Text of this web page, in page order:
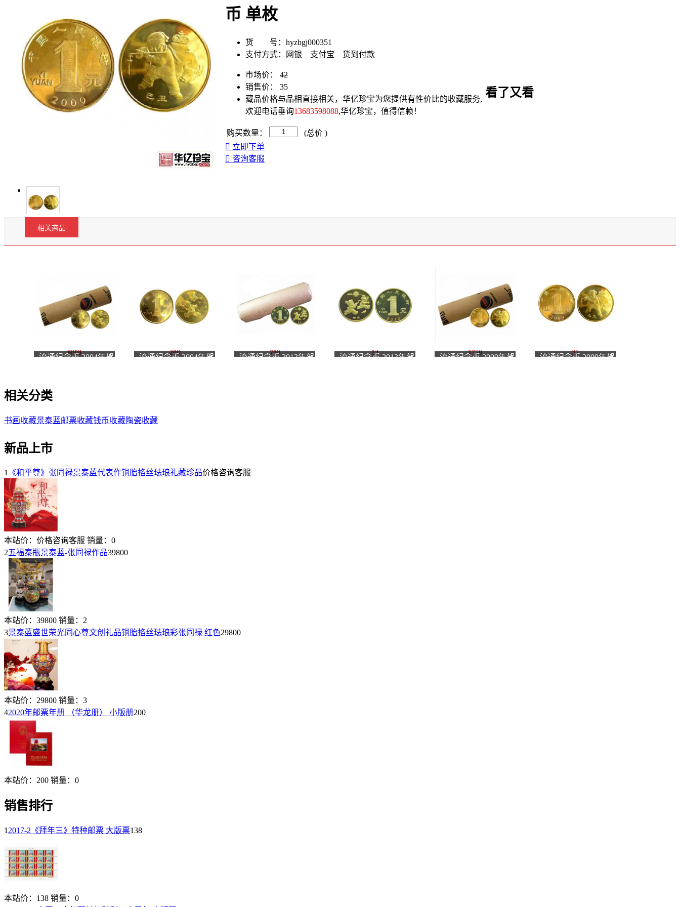
币 单枚
货 号： hyzbgj000351
支付方式：
网银 支付宝 货到付款
市场价：
42
销售价：
35
藏品价格与品相直接相关，华亿珍宝为您提供有性价比的收藏服务,
欢迎电话垂询13683598088,华亿珍宝，值得信赖！
购买数量： (总价 )
立即下单
咨询客服
看了又看
相关商品
流通纪念币 2004年贺
9800
流通纪念币 2004年贺
208
流通纪念币 2013年贺
700
流通纪念币 2013年贺
13
流通纪念币 2009年贺
1750
流通纪念币 2009年贺
35
相关分类
书画收藏景泰蓝邮票收藏钱币收藏陶瓷收藏
新品上市
1 《和平尊》张同禄景泰蓝代表作铜胎掐丝珐琅礼藏珍品价格咨询客服
本站价： 价格咨询客服 销量： 0
2五福泰瓶景泰蓝-张同禄作品39800
本站价： 39800 销量： 2
3景泰蓝盛世荣光同心尊文创礼品铜胎掐丝珐琅彩张同禄 红色29800
本站价： 29800 销量： 3
42020年邮票年册 （华龙册） 小版册200
本站价： 200 销量： 0
销售排行
1 2017-2《拜年三》特种邮票 大版票138
本站价： 138 销量： 0